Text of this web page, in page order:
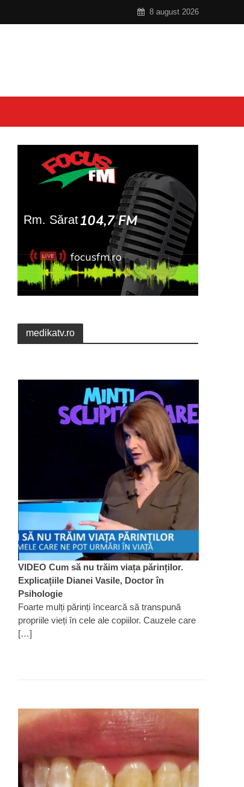
8 august 2026
medikatv.ro
VIDEO Cum să nu trăim viața părinților.
Explicațiile Dianei Vasile, Doctor în
Psihologie
Foarte mulți părinți încearcă să transpună
propriile vieți în cele ale copiilor. Cauzele care
[…]